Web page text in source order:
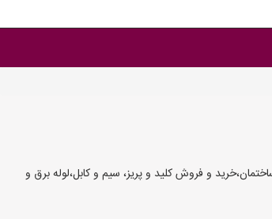
و فروش کلید و پریز، سیم و کابل،لوله برق و